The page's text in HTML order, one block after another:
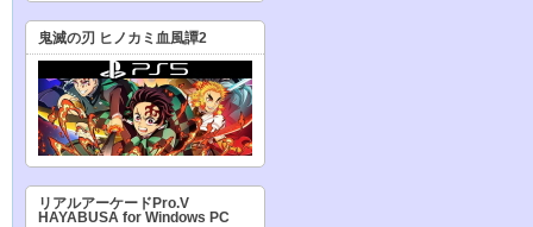
鬼滅の刃 ヒノカミ血風譚2
リアルアーケードPro.V
HAYABUSA for Windows PC